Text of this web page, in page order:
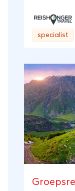
heerlijke
bevolking
vruchtbare
geteeld.
Georgië
niet stilt…
specialist